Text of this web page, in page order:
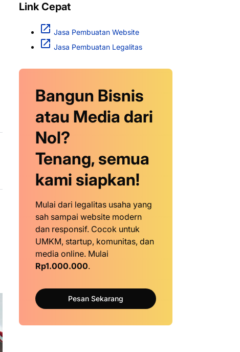
Link Cepat
Jasa Pembuatan Website
Jasa Pembuatan Legalitas
Bangun Bisnis
atau Media dari
Nol?
Tenang, semua
kami siapkan!
Mulai dari legalitas usaha yang
sah sampai website modern
dan responsif. Cocok untuk
UMKM, startup, komunitas, dan
media online. Mulai
Rp1.000.000.
Pesan Sekarang